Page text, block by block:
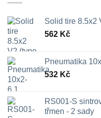
Solid tire 8.5x2
562 Kč
Pneumatika
532 Kč
RS001-S
třmen - 2 sady